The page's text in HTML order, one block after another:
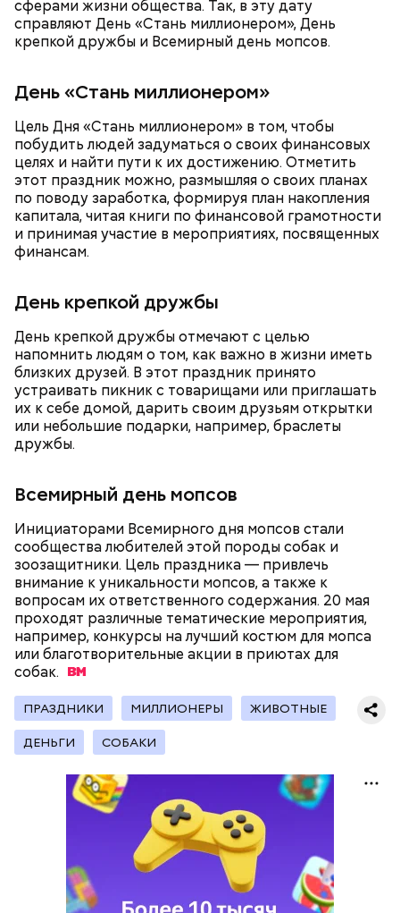
сферами жизни общества. Так, в эту дату
справляют День «Стань миллионером», День
крепкой дружбы и Всемирный день мопсов.
День «Стань миллионером»
Цель Дня «Стань миллионером» в том, чтобы
побудить людей задуматься о своих финансовых
целях и найти пути к их достижению. Отметить
этот праздник можно, размышляя о своих планах
по поводу заработка, формируя план накопления
капитала, читая книги по финансовой грамотности
и принимая участие в мероприятиях, посвященных
финансам.
День крепкой дружбы
День крепкой дружбы отмечают с целью
напомнить людям о том, как важно в жизни иметь
близких друзей. В этот праздник принято
устраивать пикник с товарищами или приглашать
их к себе домой, дарить своим друзьям открытки
или небольшие подарки, например, браслеты
дружбы.
Всемирный день мопсов
Инициаторами Всемирного дня мопсов стали
сообщества любителей этой породы собак и
зоозащитники. Цель праздника — привлечь
внимание к уникальности мопсов, а также к
вопросам их ответственного содержания. 20 мая
проходят различные тематические мероприятия,
например, конкурсы на лучший костюм для мопса
или благотворительные акции в приютах для
собак.
ПРАЗДНИКИ МИЛЛИОНЕРЫ ЖИВОТНЫЕ
ДЕНЬГИ СОБАКИ
кабачок;
петрушка;
— Кабачки, порезанные кубиками, нужно легко
обжарить на сковороде. К ним добавляются зелень
петрушки, чеснок, соль и оливковое масло.
Получается очень вкусно, — поделился рецептом
Копылов.
Спагетти из кабачков
с сахарным диабетом;
лишним весом.
— В дыне содержится много сахара, который
представлен фруктозой. С одной стороны — это
хорошо, потому что дает энергию. Но важно
помнить, что сладкими дынями не нужно сильно
увлекаться, так же как и арбузами, людям с
подчеркнула доктор.
Терапевт Кондрахин назвал
продукты и напитки, которые
выводят токсины из организма
Ранние плоды, по словам врача, лучше не есть:
Чистит сосуды и защищает от
рака: чем полезен кресс-салат